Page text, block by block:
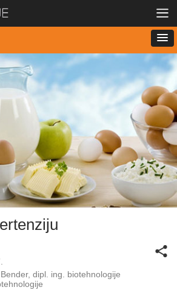
dipl. ing. biotehnologije